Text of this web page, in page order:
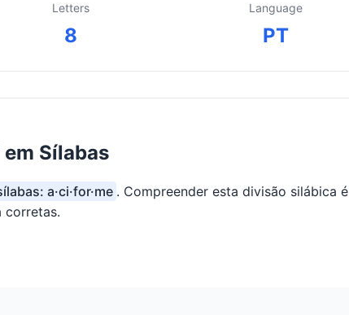
Letters
8
Language
PT
Sílabas
a·ci·for·me . Compreender esta divisão silábica é
corretas.